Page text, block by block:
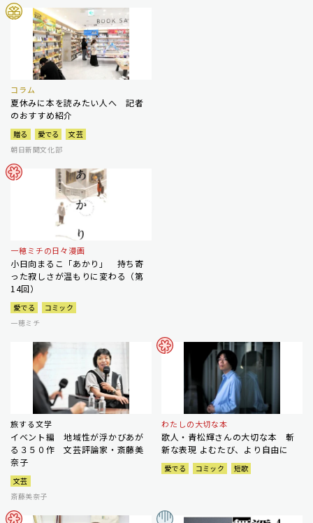
コラム
夏休みに本を読みたい人へ 記者
のおすすめ紹介
贈る 愛でる
文芸
朝日新聞文化部
一穂ミチの日々漫画
小日向まるこ「あかり」 持ち寄
った寂しさが温もりに変わる（第
14回）
愛でる
コミック
一穂ミチ
旅する文学
イベント編 地域性が浮かびあが
る３５０作 文芸評論家・斎藤美
奈子
文芸
斎藤美奈子
わたしの大切な本
歌人・青松輝さんの大切な本 斬
新な表現 よむたび、より自由に
愛でる コミック 短歌